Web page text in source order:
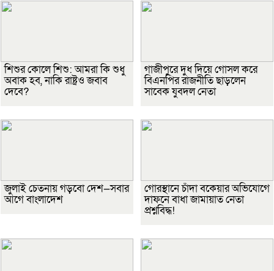
শিশুর কোলে শিশু: আমরা কি শুধু
অবাক হব, নাকি রাষ্ট্রও জবাব
দেবে?
গাজীপুরে দুধ দিয়ে গোসল করে
বিএনপির রাজনীতি ছাড়লেন
সাবেক যুবদল নেতা
জুলাই চেতনায় গড়বো দেশ—সবার
আগে বাংলাদেশ
গোরস্থানে চাঁদা বকেয়ার অভিযোগে
দাফনে বাধা জামায়াত নেতা
প্রশ্নবিদ্ধ!